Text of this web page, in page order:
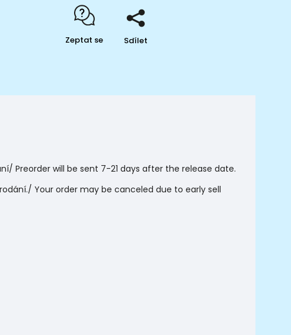
Zeptat se Sdílet
Preorder will be sent 7-21 days after the release date.
Your order may be canceled due to early sell